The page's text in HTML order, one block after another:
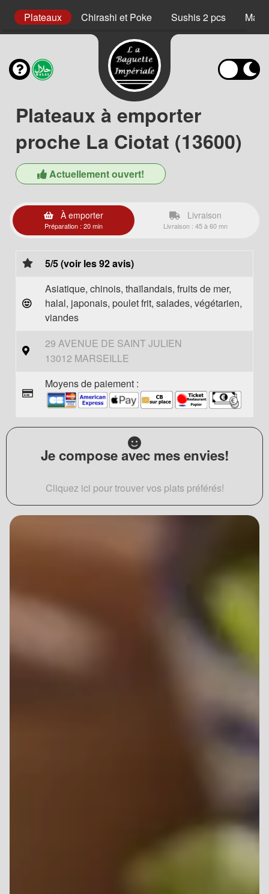
Plateaux Chirashi et Poke Sushis 2 pcs Maki
Plateaux à emporter
proche La Ciotat (13600)
Actuellement ouvert!
À emporter
Préparation : 20 min
Livraison
Livraison : 45 à 60 mn
5/5 (voir les 92 avis)
Asiatique, chinois, thaïlandais, fruits de mer,
halal, japonais, poulet frit, salades, végétarien,
viandes
29 AVENUE DE SAINT JULIEN
13012 MARSEILLE
Moyens de paiement :
Je compose avec mes envies!
Cliquez ici pour trouver vos plats préférés!